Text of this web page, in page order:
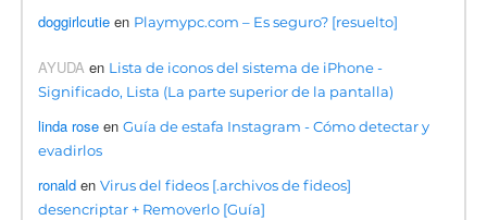
doggirlcutie en Playmypc.com – Es seguro? [resuelto]
AYUDA en Lista de iconos del sistema de iPhone -
Significado, Lista (La parte superior de la pantalla)
linda rose enGuía de estafa Instagram - Cómo detectar y
evadirlos
ronald enVirus del fideos [.archivos de fideos]
desencriptar + Removerlo [Guía]